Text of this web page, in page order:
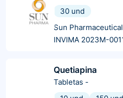
30 und
Sun Pharmaceutical
INVIMA 2023M-
Quetiapina
Tabletas -